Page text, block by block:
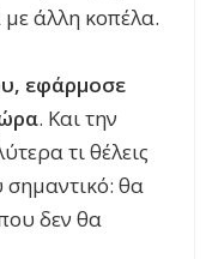
άλλη κοπέλα.
εφάρμοσε
. Και την
τι θέλεις
σημαντικό: θα
δεν θα